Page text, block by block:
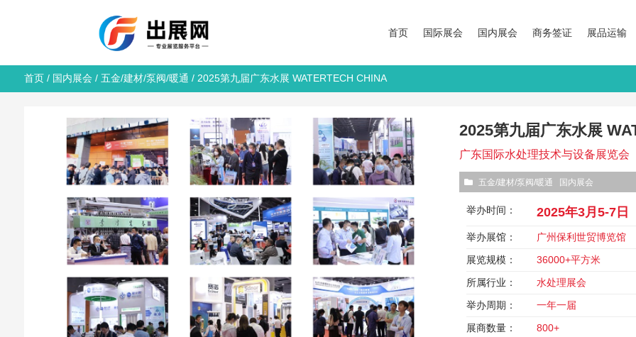
首页 国际展会 国内展会 商务签证 展品运输
首页/ 国内展会 / 五金/建材/泵阀/暖通 / 2025第九届广东水展 WATERTECH CHINA
2025第九届广东水展
广东国际水处理技术与设备展览会
五金/建材/泵阀/暖通 国内展会
举办时间： 2025年3月5-7日
举办展馆：
广州保利世贸博览馆
展览规模：
36000+平方米
所属行业：
水处理展会
举办周期：
一年一届
展商数量：
800+